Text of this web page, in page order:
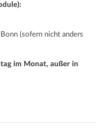
(sofern nicht anders
im Monat, außer in